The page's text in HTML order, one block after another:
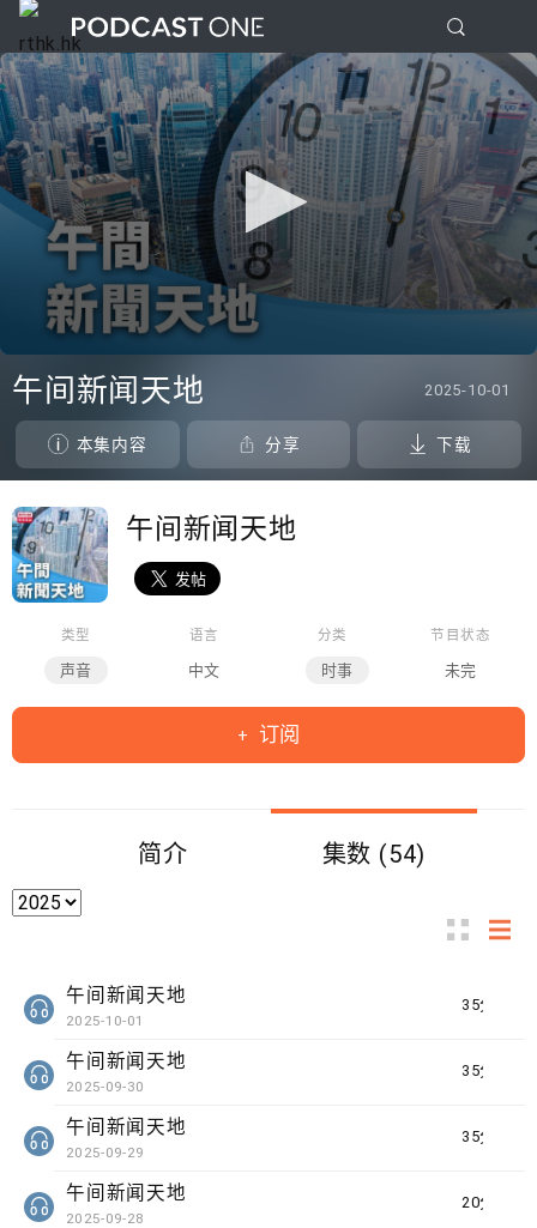
seconds
seconds
午间新闻天地 2025-10-01
本集内容 分享 下载
午间新闻天地
类型
声音
语言
中文
分类
时事
节目状态
未完
订阅
简介 集数 (54)
35分钟
午间新闻天地
2025-10-01
35分钟
午间新闻天地
2025-09-30
35分钟
午间新闻天地
2025-09-29
20分钟
午间新闻天地
2025-09-28